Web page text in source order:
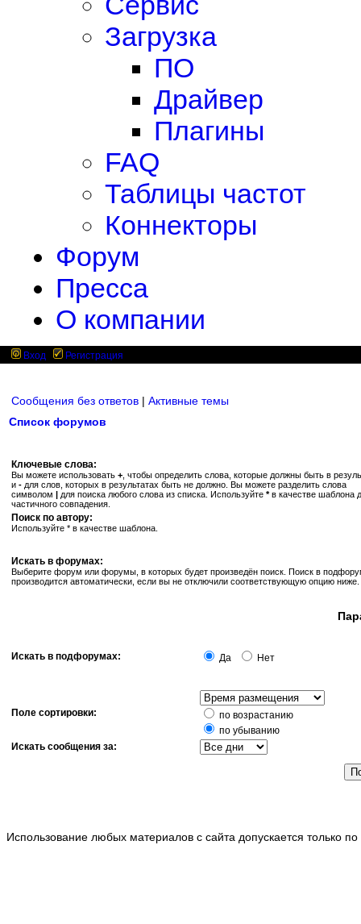
Загрузка
ПО
Драйвер
Плагины
FAQ
Таблицы частот
Коннекторы
Форум
Пресса
О компании
Вход Регистрация
Сообщения без ответов | Активные темы
Список форумов
Ключевые слова:
Вы можете использовать + , чтобы определить слова, которые должны быть в
и - для слов, которых в результатах быть не должно. Вы можете разделить слова
символом | для поиска любого слова из списка. Используйте *в качестве шаблона
частичного совпадения.
Поиск по автору:
Используйте * в качестве шаблона.
Искать в форумах:
Выберите форум или форумы, в которых будет произведён поиск. Поиск в
производится автоматически, если вы не отключили соответствующую опцию ниже.
Искать в подфорумах: Да Нет
Поле сортировки:
по возрастанию
по убыванию
Искать сообщения за:
Использование любых материалов с сайта допускается только